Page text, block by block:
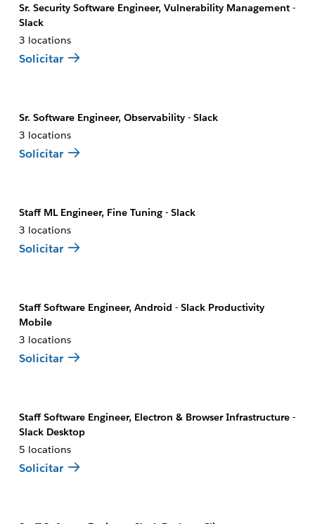
Sr. Security Software Engineer, Vulnerability Management -
Slack
3 locations
Solicitar
Sr. Software Engineer, Observability - Slack
3 locations
Solicitar
Staff ML Engineer, Fine Tuning - Slack
3 locations
Solicitar
Staff Software Engineer, Android - Slack Productivity
Mobile
3 locations
Solicitar
Staff Software Engineer, Electron & Browser Infrastructure -
Slack Desktop
5 locations
Solicitar